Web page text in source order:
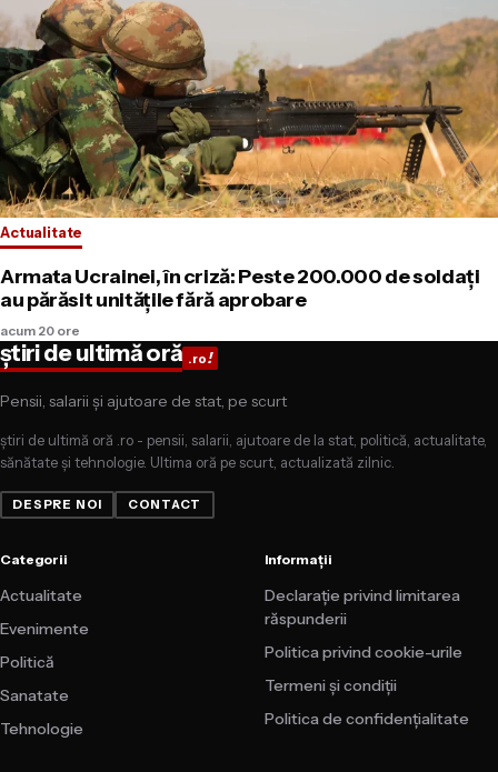
Actualitate
Armata Ucrainei, în criză: Peste 200.000 de soldați
au părăsit unitățile fără aprobare
acum 20 ore
știri de ultimă oră .ro!
Pensii, salarii și ajutoare de stat, pe scurt
știri de ultimă oră .ro - pensii, salarii, ajutoare de la stat, politică, actualitate,
sănătate și tehnologie. Ultima oră pe scurt, actualizată zilnic.
DESPRE NOI CONTACT
Categorii
Actualitate
Evenimente
Politică
Sanatate
Tehnologie
Informații
Declarație privind limitarea
răspunderii
Politica privind cookie-urile
Termeni și condiții
Politica de confidențialitate